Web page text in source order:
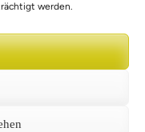
werden.